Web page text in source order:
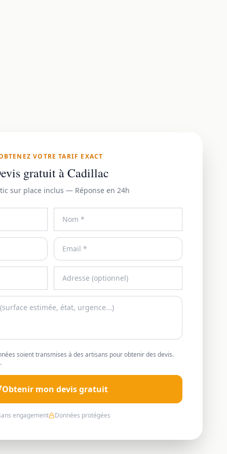
VOTRE TARIF EXACT
gratuit à Cadillac
sur place inclus — Réponse en 24h
soient transmises à des artisans pour obtenir des devis.
.
Obtenir mon devis gratuit
engagement Données protégées